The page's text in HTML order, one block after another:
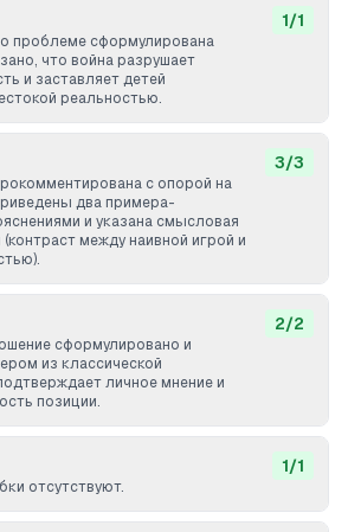
проблеме сформулирована
что война разрушает
и заставляет детей
реальностью.
1/1
с опорой на
два примера-
и указана смысловая
между наивной игрой и
3/3
сформулировано и
из классической
личное мнение и
позиции.
2/2
отсутствуют.
1/1